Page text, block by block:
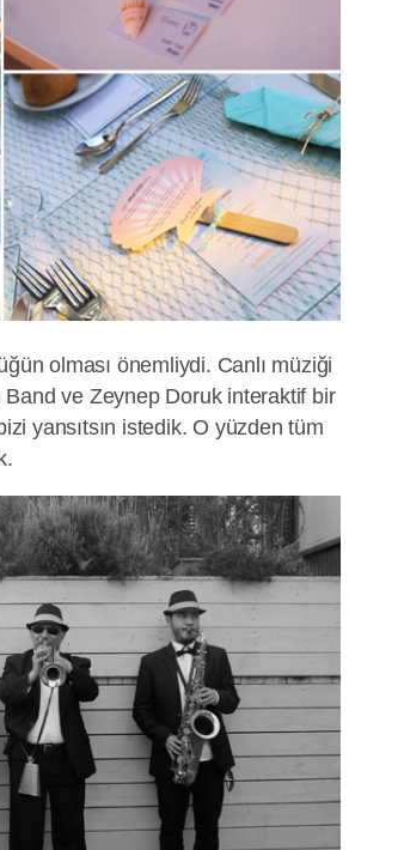
olması önemliydi. Canlı müziği
Band ve Zeynep Doruk interaktif bir
yansıtsın istedik. O yüzden tüm